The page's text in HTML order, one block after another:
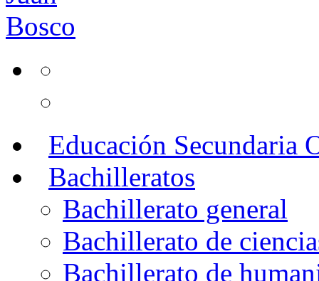
Educación Secundaria
Bachilleratos
Bachillerato general
Bachillerato de
Bachillerato de